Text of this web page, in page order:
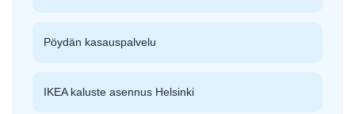
Pöydän kasauspalvelu
IKEA kaluste asennus Helsinki